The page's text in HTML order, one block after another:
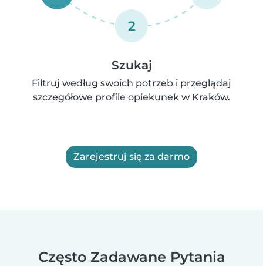
2
Szukaj
Filtruj według swoich potrzeb i przeglądaj
szczegółowe profile opiekunek w Kraków.
Zarejestruj się za darmo
Często Zadawane Pytania